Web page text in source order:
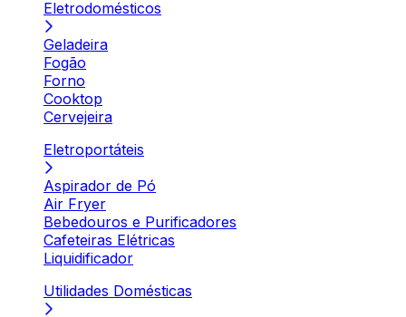
Eletrodomésticos
Geladeira
Fogão
Forno
Cooktop
Cervejeira
Eletroportáteis
Aspirador de Pó
Air Fryer
Bebedouros e Purificadores
Cafeteiras Elétricas
Liquidificador
Utilidades Domésticas